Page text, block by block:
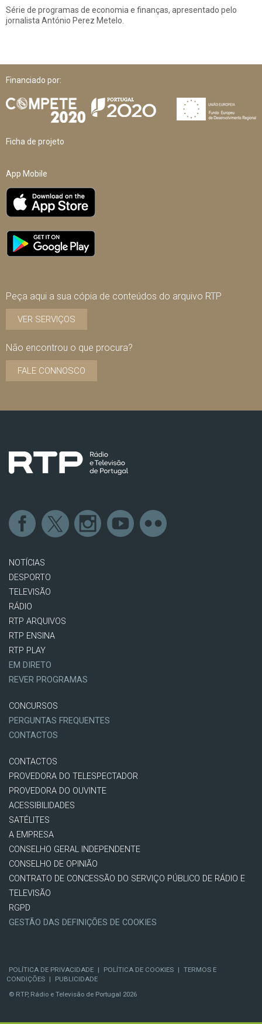
Série de programas de economia e finanças, apresentado pelo
jornalista António Perez Metelo.
Financiado por:
Ficha de projeto
App Mobile
Peça aqui a sua cópia de conteúdos do arquivo RTP
VER SERVIÇOS
Não encontrou o que procura?
FALE CONNOSCO
NOTÍCIAS
DESPORTO
TELEVISÃO
RÁDIO
RTP ARQUIVOS
RTP ENSINA
RTP PLAY
EM DIRETO
REVER PROGRAMAS
CONCURSOS
PERGUNTAS FREQUENTES
CONTACTOS
CONTACTOS
PROVEDORA DO TELESPECTADOR
PROVEDORA DO OUVINTE
ACESSIBILIDADES
SATÉLITES
A EMPRESA
CONSELHO GERAL INDEPENDENTE
CONSELHO DE OPINIÃO
CONTRATO DE CONCESSÃO DO SERVIÇO PÚBLICO DE RÁDIO E
TELEVISÃO
RGPD
GESTÃO DAS DEFINIÇÕES DE COOKIES
POLÍTICA DE PRIVACIDADE | POLÍTICA DE COOKIES | TERMOS E
CONDIÇÕES |
PUBLICIDADE
© RTP, Rádio e Televisão de Portugal 2026